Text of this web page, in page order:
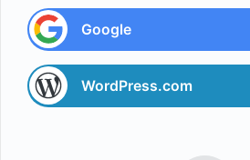
Google
WordPress.com